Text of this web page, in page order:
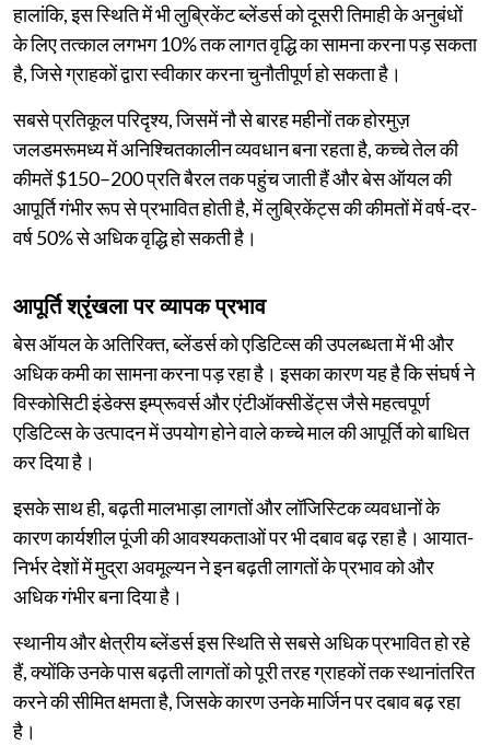
हालांकि, इस स्थिति में भी लुब्रिकेंट ब्लेंडर्स को दूसरी तिमाही के अनुबंधों
के लिए तत्काल लगभग 10% तक लागत वृद्धि का सामना करना पड़ सकता
है, जिसे ग्राहकों द्वारा स्वीकार करना चुनौतीपूर्ण हो सकता है।
सबसे प्रतिकूल परिदृश्य, जिसमें नौ से बारह महीनों तक होरमुज़
जलडमरूमध्य में अनिश्चितकालीन व्यवधान बना रहता है, कच्चे तेल की
कीमतें $150–200 प्रति बैरल तक पहुंच जाती हैं और बेस ऑयल की
आपूर्ति गंभीर रूप से प्रभावित होती है, में लुब्रिकेंट्स की कीमतों में वर्ष-दर-
वर्ष 50% से अधिक वृद्धि हो सकती है।
आपूर्ति श्रृंखला पर व्यापक प्रभाव
बेस ऑयल के अतिरिक्त, ब्लेंडर्स को एडिटिव्स की उपलब्धता में भी और
अधिक कमी का सामना करना पड़ रहा है। इसका कारण यह है कि संघर्ष ने
विस्कोसिटी इंडेक्स इम्प्रूवर्स और एंटीऑक्सीडेंट्स जैसे महत्वपूर्ण
एडिटिव्स के उत्पादन में उपयोग होने वाले कच्चे माल की आपूर्ति को बाधित
कर दिया है।
इसके साथ ही, बढ़ती मालभाड़ा लागतों और लॉजिस्टिक व्यवधानों के
कारण कार्यशील पूंजी की आवश्यकताओं पर भी दबाव बढ़ रहा है। आयात-
निर्भर देशों में मुद्रा अवमूल्यन ने इन बढ़ती लागतों के प्रभाव को और
अधिक गंभीर बना दिया है।
स्थानीय और क्षेत्रीय ब्लेंडर्स इस स्थिति से सबसे अधिक प्रभावित हो रहे
हैं, क्योंकि उनके पास बढ़ती लागतों को पूरी तरह ग्राहकों तक स्थानांतरित
करने की सीमित क्षमता है, जिसके कारण उनके मार्जिन पर दबाव बढ़ रहा
है।